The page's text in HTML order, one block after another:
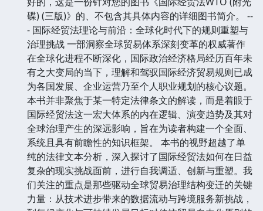
碟) (三版)》的、不包含其具体内容的详细图书简介。 --
- 国际经贸法理论与前沿：全球化时代下的规则重塑与
治理挑战 一部洞察全球贸易体系深刻变革的权威著作
在全球化进程不断深化，国际政治经济格局经历百年未
有之大变局的当下，理解和驾驭国际经济贸易规则已成
为各国发展、企业运营乃至个人职业规划的核心议题。
本书并非聚焦于某一特定法律条文的解读，而是着眼于
国际经贸法这一宏大体系的内在逻辑、演变趋势及其对
全球治理产生的深远影响，旨在为读者构建一个全面、
系统且具有前瞻性的知识框架。 本书的视野超越了单
纯的法律文本分析，深入探讨了国际经贸法如何在日益
复杂的现实挑战面前，进行自我调适、创新与重塑。我
们关注的重点是那些驱动全球贸易治理结构变迁的关键
力量：从技术进步带来的数据流动与跨境服务新挑战，